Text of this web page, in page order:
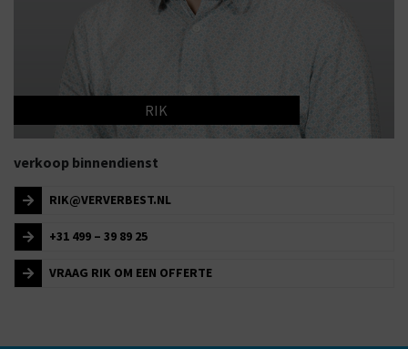
RIK
verkoop binnendienst
RIK@VERVERBEST.NL
+31 499 – 39 89 25
VRAAG RIK OM EEN OFFERTE